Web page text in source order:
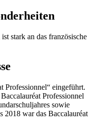
stark an das französische
Professionnel“ eingeführt.
Professionnel
sowie
2018 war das Baccalauréat